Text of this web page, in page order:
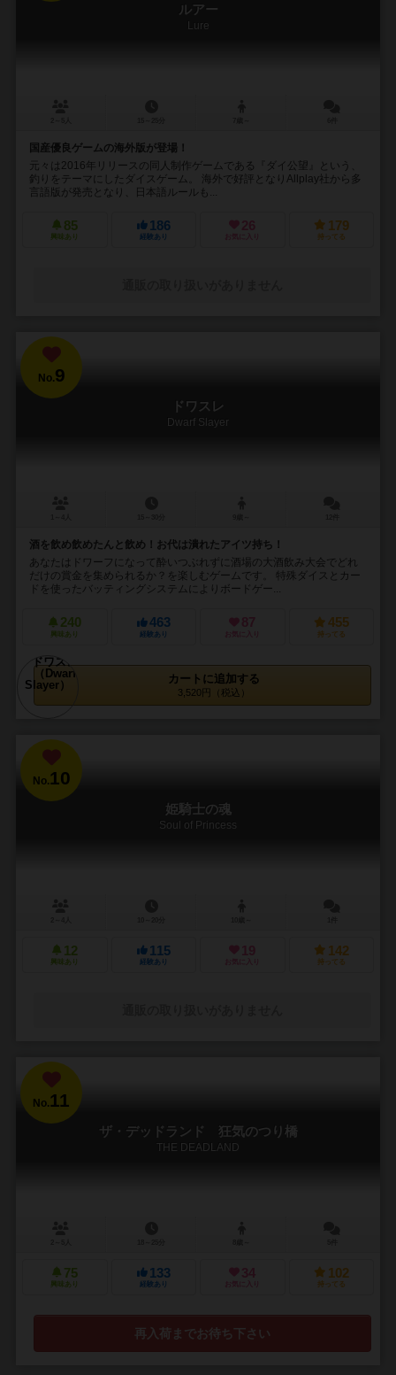
ルアー
Lure
国産優良ゲームの海外版が登場！
元々は2016年リリースの同人制作ゲームである『ダイ公望』という、
釣りをテーマにしたダイスゲーム。 海外で好評となりAllplay社から多
言語版が発売となり、日本語ルールも...
85
興味あり
186
経験あり
26
お気に入り
179
持ってる
No.9
ドワスレ
Dwarf Slayer
酒を飲め飲めたんと飲め！お代は潰れたアイツ持ち！
あなたはドワーフになって酔いつぶれずに酒場の大酒飲み大会でどれ
だけの賞金を集められるか？を楽しむゲームです。 特殊ダイスとカー
ドを使ったバッティングシステムによりボードゲー...
240
興味あり
463
経験あり
87
お気に入り
455
持ってる
カートに追加する
3,520円（税込）
No. 10
姫騎士の魂
Soul of Princess
12
興味あり
115
経験あり
19
お気に入り
142
持ってる
No.11
ザ・デッドランド 狂気のつり橋
THE DEADLAND
75
興味あり
133
経験あり
34
お気に入り
102
持ってる
再入荷までお待ち下さい